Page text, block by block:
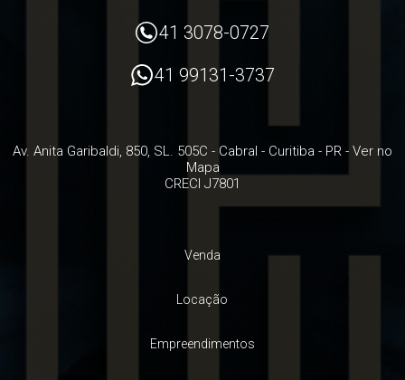
41 3078-0727
41 99131-3737
Av. Anita Garibaldi, 850, SL. 505C - Cabral - Curitiba - PR - Ver no
Mapa
CRECI J7801
Venda
Locação
Empreendimentos